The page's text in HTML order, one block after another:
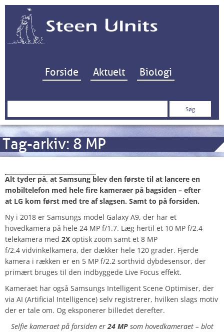
Hop til indhold
Forside Aktuelt Biologi
Søg
Tag-arkiv: 8 MP
Alt tyder på, at Samsung blev den første til at lancere en
mobiltelefon med hele fire kameraer på bagsiden – efter
at LG kom først med tre af slagsen. Samt to på forsiden.
Ny i 2018 er Samsungs model Galaxy A9, der har et
hovedkamera på hele 24 MP f/1.7. Læg hertil et 10 MP f/2.4
telekamera med 2X optisk zoom samt et 8 MP
f/2.4 vidvinkelkamera, der dækker hele 120 grader. Fjerde
kamera i rækken er en 5 MP f/2.2 sorthvid dybdesensor, der
primært bruges til den indbyggede Live Focus effekt.
Kameraet har også Samsungs Intelligent Scene Optimiser, der
via AI (Artificial Intelligence) selv registrerer, hvilken slags motiv
der er tale om. Og eksponerer billedet derefter.
Selfie kameraet på forsiden er24 MPsom hovedkameraet – blot